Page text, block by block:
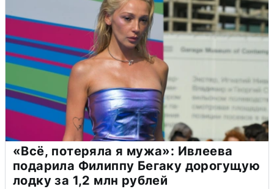
«Всё, потеряла я мужа»: Ивлеева
подарила Филиппу Бегаку дорогущую
лодку за 1,2 млн рублей